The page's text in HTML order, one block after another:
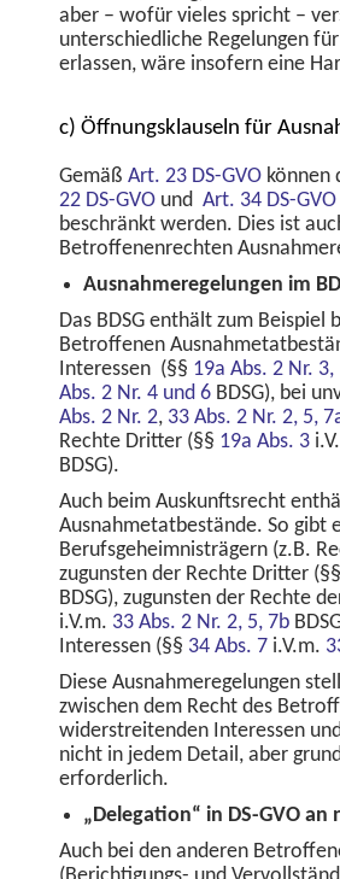
aber – wofür vieles spricht –
unterschiedliche Regelungen
erlassen, wäre insofern eine
c) Öffnungsklauseln für
Gemäß Art. 23 DS-GVO können
22 DS-GVO und Art. 34 DS-GVO
beschränkt werden. Dies ist
Betroffenenrechten
Ausnahmeregelungen im
Das BDSG enthält zum
Betroffenen
Interessen (§§ 19a Abs. 2 Nr.
Abs. 2 Nr. 4 und 6 BDSG), bei
Abs. 2 Nr. 2, 33 Abs. 2 Nr. 2, 5,
Rechte Dritter (§§ 19a Abs. 3
BDSG).
Auch beim Auskunftsrecht
Ausnahmetatbestände. So gibt
Berufsgeheimnisträgern (z.B.
zugunsten der Rechte Dritter
BDSG), zugunsten der Rechte
i.V.m. 33 Abs. 2 Nr. 2, 5, 7b
Interessen (§§ 34 Abs. 7 i.V.m.
Diese Ausnahmeregelungen
zwischen dem Recht des
widerstreitenden Interessen
nicht in jedem Detail, aber
erforderlich.
„Delegation“ in DS-GVO
Auch bei den anderen